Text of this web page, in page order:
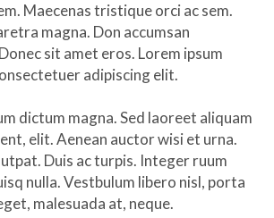
Maecenas tristique orci ac sem.
magna. Don accumsan
sit amet eros. Lorem ipsum
adipiscing elit.
dictum magna. Sed laoreet aliquam
elit. Aenean auctor wisi et urna.
Duis ac turpis. Integer ruum
nulla. Vestbulum libero nisl, porta
malesuada at, neque.